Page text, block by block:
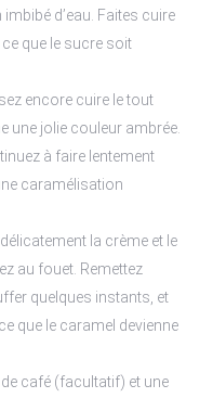
d’eau. Faites cuire
que le sucre soit
encore cuire le tout
une jolie couleur ambrée.
à faire lentement
caramélisation
la crème et le
au fouet. Remettez
quelques instants, et
que le caramel devienne
de café (facultatif) et une